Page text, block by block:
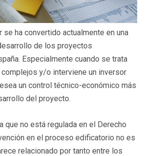
se ha convertido actualmente en una
de los proyectos
Especialmente cuando se trata
y/o interviene un inversor
un control técnico-económico más
del proyecto.
que no está regulada en el Derecho
en el proceso edificatorio no es
relacionado por tanto entre los